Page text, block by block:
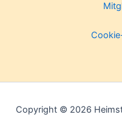
Copyright © 2026